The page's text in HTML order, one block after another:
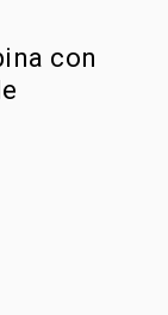
con